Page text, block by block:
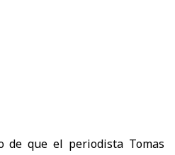
de que el periodista Tomas